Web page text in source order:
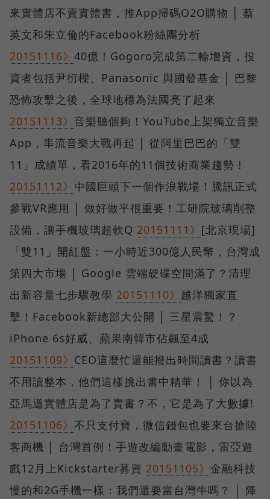
來實體店不賣實體書，推App掃碼O2O購物 │ 蔡
英文和朱立倫的Facebook粉絲團分析
20151116》 40億！Gogoro完成第二輪增資，投
資者包括尹衍樑、Panasonic 與國發基金 │ 巴黎
恐怖攻擊之後，全球地標為法國亮了起來
20151113》 音樂聽個夠！YouTube上架獨立音樂
App，串流音樂大戰再起 │ 從阿里巴巴的「雙
11」成績單，看2016年的11個技術商業趨勢！
20151112》 中國巨頭下一個作浪戰場！騰訊正式
參戰VR應用 │ 做好做平很重要！工研院玻璃削整
設備，讓手機玻璃超軟Q 20151111》 [北京現場]
「雙11」開紅盤：一小時近300億人民幣，台灣成
第四大市場 │ Google 雲端硬碟空間滿了？清理
出新容量七步驟教學 20151110》 越洋獨家直
擊！Facebook新總部大公開 │ 三星震驚！？
iPhone 6s好威、蘋果南韓市佔飆至4成
20151109》 CEO這麼忙還能撥出時間讀書？讀書
不用讀整本，他們這樣挑出書中精華！ │ 你以為
亞馬遜實體店是為了賣書？不，它是為了大數據!
20151106》 不只支付寶，微信錢包也要來台搶陸
客商機 │ 台灣首例！手遊改編動畫電影，雷亞遊
戲12月上Kickstarter募資 20151105》 金融科技
慢的和2G手機一樣：我們還要當台灣牛嗎？ │ 降